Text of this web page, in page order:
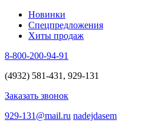
Новинки
Спецпредложения
Хиты продаж
8-800-200-94-91
(4932) 581-431, 929-131
Заказать звонок
929-131@mail.ru nadejdasem